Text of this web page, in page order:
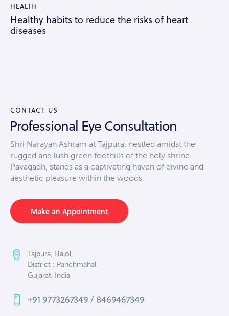
HEALTH
Healthy habits to reduce the risks of heart
diseases
CONTACT US
Professional Eye Consultation
Shri Narayan Ashram at Tajpura, nestled amidst the
rugged and lush green foothills of the holy shrine
Pavagadh, stands as a captivating haven of divine and
aesthetic pleasure within the woods.
Make an Appointment
Tajpura, Halol,
District : Panchmahal
Gujarat, India
+91 9773267349 / 8469467349